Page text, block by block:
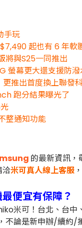
手玩
起也有 6 年軟
將與S25一同推出
螢幕更大還支援防
推出首度換上聯發
跑分結果曝光了
整通知功能
的最新資訊，
洽米可真人線上客服
便宜有保障？
米可！台北、台中
論是新申辦/續約/